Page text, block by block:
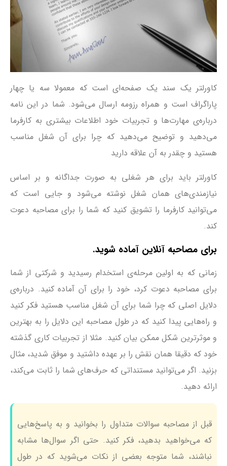
کاورلتر یک سند یک صفحه‌ای است که معمولا سه یا چهار
پاراگراف است و همراه رزومه ارسال می‌شود. شما در این نامه
درباره‌ی مهارت‌ها و تجربیات خود اطلاعات بیشتری به کارفرما
می‌دهید و توضیح می‌دهید که چرا برای آن شغل مناسب
هستید و چقدر به آن علاقه دارید
کاورلتر باید برای هر شغلی به صورت جداگانه و بر اساس
نیازمندی‌های همان شغل نوشته می‌شود و جایی است که
می‌توانید کارفرما را تشویق کنید که شما را برای مصاحبه دعوت
کند.
برای مصاحبه آنلاین آماده شوید.
زمانی که به اولین مرحله‌ی استخدام رسیدید و شرکتی از شما
برای مصاحبه دعوت کرد، خود را برای آن آماده کنید. درباره‌ی
دلایل اصلی که چرا شما برای آن شغل مناسب هستید فکر کنید
و راه‌هایی پیدا کنید که در طول مصاحبه این دلایل را به بهترین
و موثرترین شکل ممکن بیان کنید. مثلا از تجربیات کاری گذشته
خود که دقیقا همان نقش را بر عهده داشتید و موفق شدید، مثال
بزنید. اگر می‌توانید مستنداتی که حرف‌های شما را ثابت می‌کند،
ارائه دهید.
قبل از مصاحبه سوالات متداول را بخوانید و به پاسخ‌هایی
که می‌خواهید بدهید، فکر کنید. حتی اگر سوال‌ها مشابه
نباشند، شما متوجه بعضی از نکات می‌شوید که در طول